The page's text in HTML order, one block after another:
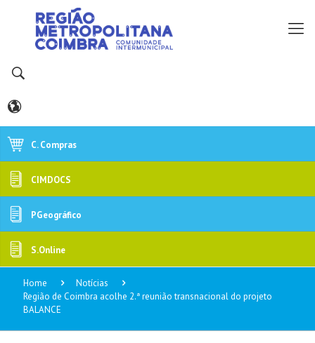
C. Compras
CIMDOCS
PGeográfico
S.Online
Home
Notícias
Região de Coimbra acolhe 2.ª reunião transnacional do projeto
BALANCE